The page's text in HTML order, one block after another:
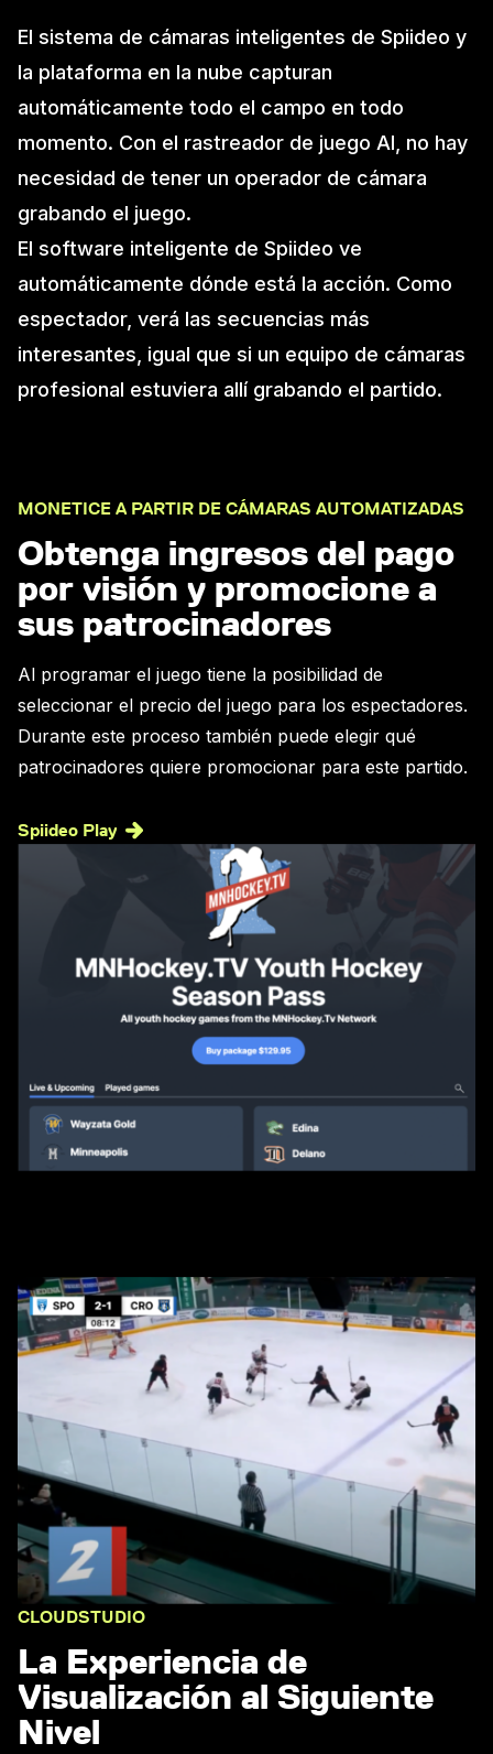
El sistema de cámaras inteligentes de Spiideo y
la plataforma en la nube capturan
automáticamente todo el campo en todo
momento. Con el rastreador de juego AI, no hay
necesidad de tener un operador de cámara
grabando el juego.
El software inteligente de Spiideo ve
automáticamente dónde está la acción. Como
espectador, verá las secuencias más
interesantes, igual que si un equipo de cámaras
profesional estuviera allí grabando el partido.
MONETICE A PARTIR DE CÁMARAS AUTOMATIZADAS
Obtenga ingresos del pago
por visión y promocione a
sus patrocinadores
Al programar el juego tiene la posibilidad de
seleccionar el precio del juego para los espectadores.
Durante este proceso también puede elegir qué
patrocinadores quiere promocionar para este partido.
Spiideo Play
CLOUDSTUDIO
La Experiencia de
Visualización al Siguiente
Nivel